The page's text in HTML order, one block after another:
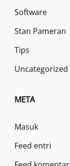
Software
Stan Pameran
Tips
Uncategorized
META
Masuk
Feed entri